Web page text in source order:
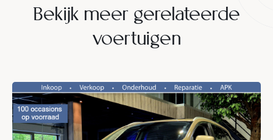
Bekijk meer gerelateerde
voertuigen